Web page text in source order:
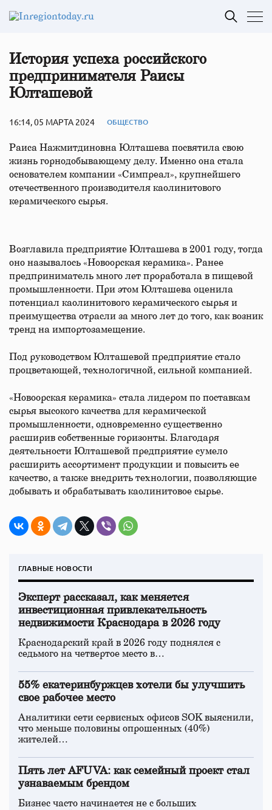
История успеха российского
предпринимателя Раисы
Юлташевой
16:14, 05 МАРТА 2024 ОБЩЕСТВО
Раиса Нажмитдиновна Юлташева посвятила свою
жизнь горнодобывающему делу. Именно она стала
основателем компании «Симпреал», крупнейшего
отечественного производителя каолинитового
керамического сырья.
Возглавила предприятие Юлташева в 2001 году, тогда
оно называлось «Новоорская керамика». Ранее
предприниматель много лет проработала в пищевой
промышленности. При этом Юлташева оценила
потенциал каолинитового керамического сырья и
преимущества отрасли за много лет до того, как возник
тренд на импортозамещение.
Под руководством Юлташевой предприятие стало
процветающей, технологичной, сильной компанией.
«Новоорская керамика» стала лидером по поставкам
сырья высокого качества для керамической
промышленности, одновременно существенно
расширив собственные горизонты. Благодаря
деятельности Юлташевой предприятие сумело
расширить ассортимент продукции и повысить ее
качество, а также внедрить технологии, позволяющие
добывать и обрабатывать каолинитовое сырье.
ГЛАВНЫЕ НОВОСТИ
Эксперт рассказал, как меняется
инвестиционная привлекательность
недвижимости Краснодара в 2026 году
Краснодарский край в 2026 году поднялся с
седьмого на четвертое место в…
55% екатеринбуржцев хотели бы улучшить
свое рабочее место
Аналитики сети сервисных офисов SOK выяснили,
что меньше половины опрошенных (40%)
жителей…
Пять лет AFUVA: как семейный проект стал
узнаваемым брендом
Бизнес часто начинается не с больших